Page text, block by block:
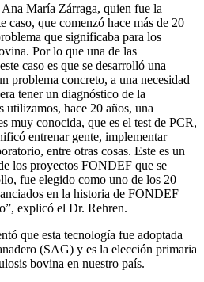
María Zárraga, quien fue la
caso, que comenzó hace más de 20
que significaba para los
Por lo que una de las
caso es que se desarrolló una
problema concreto, a una necesidad
tener un diagnóstico de la
hace 20 años, una
muy conocida, que es el test de PCR,
entrenar gente, implementar
entre otras cosas. Este es un
los proyectos FONDEF que se
fue elegido como uno de los 20
en la historia de FONDEF
explicó el Dr. Rehren.
que esta tecnología fue adoptada
(SAG) y es la elección primaria
bovina en nuestro país.